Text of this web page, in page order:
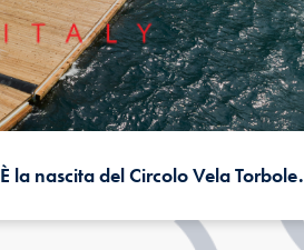
È la nascita del Circolo Vela Torbole.